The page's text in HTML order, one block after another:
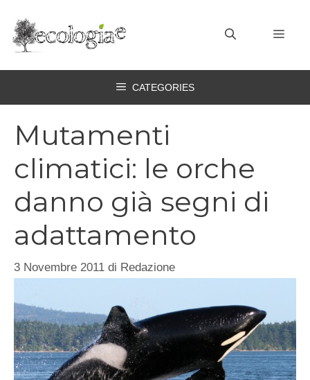
contenuto
CATEGORIES
Mutamenti
climatici: le orche
danno già segni di
adattamento
3 Novembre 2011 di Redazione